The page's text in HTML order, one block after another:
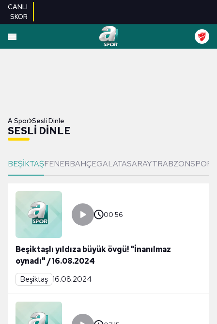
CANLI
SKOR
A Spor Sesli Dinle
SESLI DINLE
BEŞİKTAŞFENERBAHÇEGALATASARAYTRABZONSPOR
00:56
Beşiktaşlı yıldıza büyük övgü! "İnanılmaz
oynadı" /16.08.2024
Beşiktaş 16.08.2024